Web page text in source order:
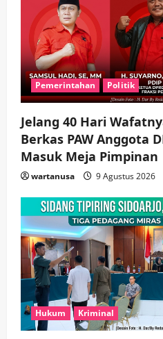
5 wartanusa
Pemerintahan Politik
Jelang 40 Hari
Berkas PAW Anggota
Masuk Meja Pimpinan ​
wartanusa 9 Agustus 2026
Hukum Kriminal